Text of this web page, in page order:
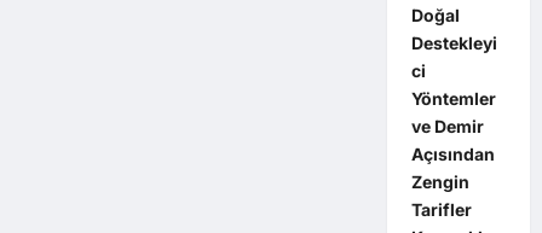
Doğal
Destekleyi
ci
Yöntemler
ve Demir
Açısından
Zengin
Tarifler